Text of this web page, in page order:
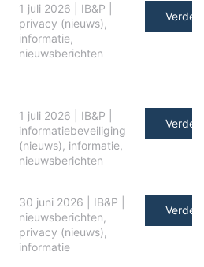
1 juli 2026 IB&P
privacy (nieuws),
informatie,
nieuwsberichten
Verder
1 juli 2026 IB&P
informatiebeveiliging
(nieuws), informatie,
nieuwsberichten
Verder
30 juni 2026 IB&P
nieuwsberichten,
privacy (nieuws),
informatie
Verder